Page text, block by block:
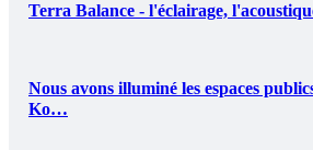
Terra Balance - l'éclairage,
Nous avons illuminé les espaces
Ko…